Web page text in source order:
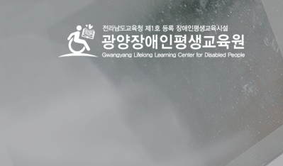
배움에는
어떠한 차별도 장벽도 없어야 합니다